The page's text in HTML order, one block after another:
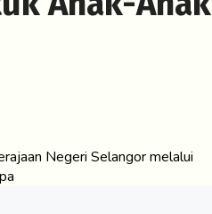
Negeri Selangor melalui